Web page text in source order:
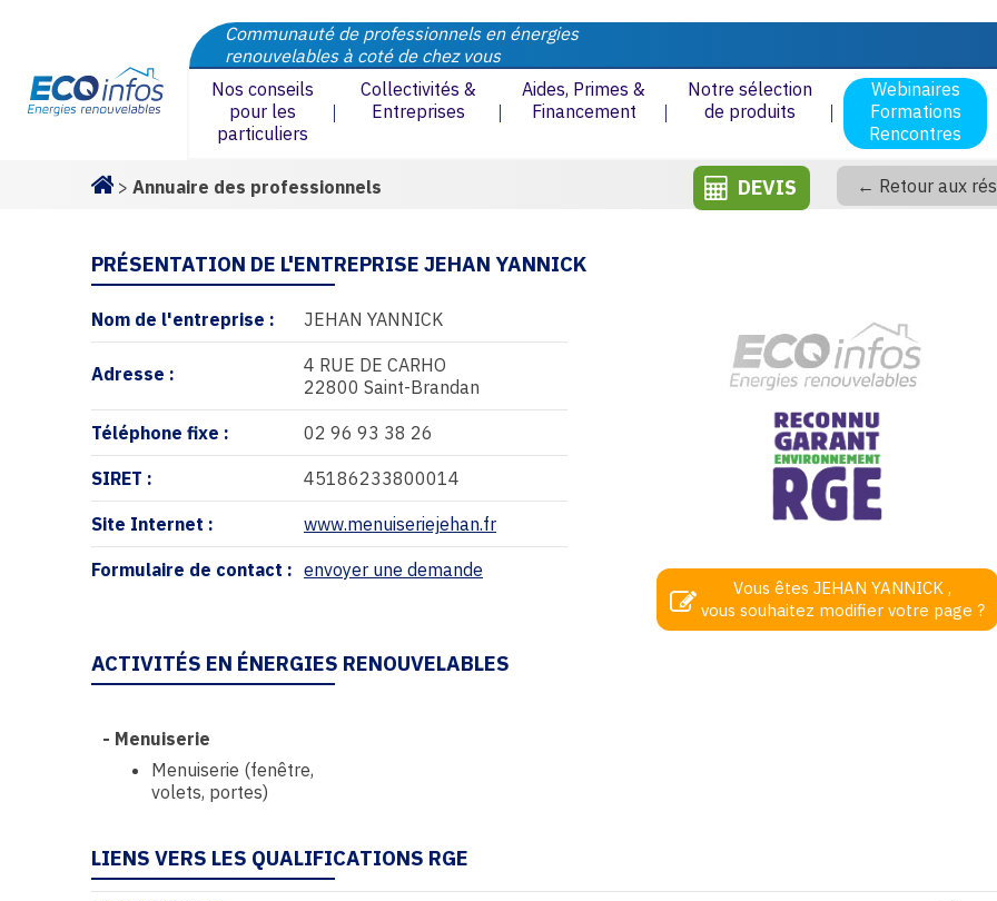
Communauté de professionnels en énergies
renouvelables à coté de chez vous
Nos conseils
pour les
particuliers
Collectivités &
Entreprises
Aides, Primes &
Financement
Notre sélection
de produits
Webinaires
Formations
Rencontres
> Annuaire des professionnels DEVIS ← Retour aux
PRÉSENTATION DE L'ENTREPRISE JEHAN YANNICK
Nom de l'entreprise : JEHAN YANNICK
Adresse :
4 RUE DE CARHO
22800 Saint-Brandan
Téléphone fixe : 02 96 93 38 26
SIRET : 45186233800014
Site Internet : www.menuiseriejehan.fr
Formulaire de contact : envoyer une demande
Vous êtes JEHAN YANNICK ,
vous souhaitez modifier votre page ?
ACTIVITÉS EN ÉNERGIES RENOUVELABLES
- Menuiserie
Menuiserie (fenêtre,
volets, portes)
LIENS VERS LES QUALIFICATIONS RGE